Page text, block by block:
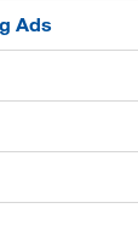
Ads